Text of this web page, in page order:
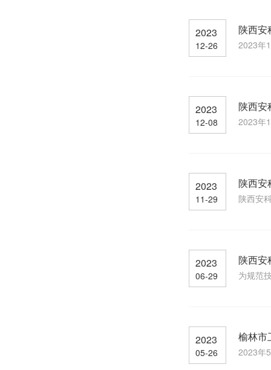
2023
12-26
陕西安
2023年
2023
12-08
陕西安
2023年
2023
11-29
陕西安
陕西安
2023
06-29
陕西安
为规范
2023
05-26
榆林市
2023年